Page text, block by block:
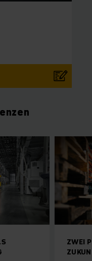
ZWEI